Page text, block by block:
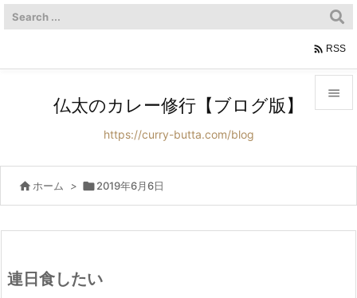



 RSS
仏太のカレー修行【ブログ版】
https://curry-butta.com/blog
 ホーム > 2019年6月6日
連日食したい